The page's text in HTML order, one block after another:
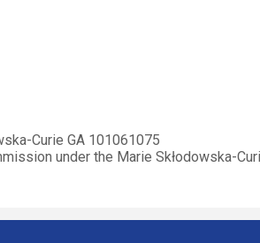
Curie GA 101061075
under the Marie Skłodowska-